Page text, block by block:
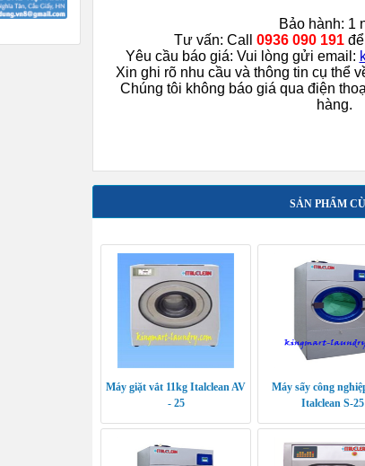
Bảo hành: 1
Tư vấn: Call 0936 090 191
Yêu cầu báo giá: Vui lòng gửi email:
Xin ghi rõ nhu cầu và thông tin cụ thể
Chúng tôi không báo giá qua điện
hàng.
SẢN PHẨM
Máy giặt vắt 11kg Italclean AV
- 25
Máy sấy công
Italclean S-25